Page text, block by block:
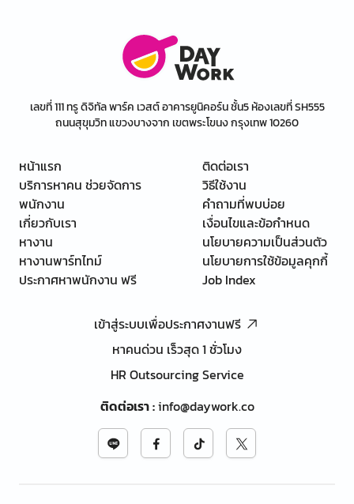
เลขที่ 111 ทรู ดิจิทัล พาร์ค เวสต์ อาคารยูนิคอร์น ชั้น5 ห้องเลขที่ SH555
ถนนสุขุมวิท แขวงบางจาก เขตพระโขนง กรุงเทพ 10260
หน้าแรก
บริการหาคน ช่วยจัดการ
พนักงาน
เกี่ยวกับเรา
หางาน
หางานพาร์ทไทม์
ประกาศหาพนักงาน ฟรี
ติดต่อเรา
วิธีใช้งาน
คำถามที่พบบ่อย
เงื่อนไขและข้อกำหนด
นโยบายความเป็นส่วนตัว
นโยบายการใช้ข้อมูลคุกกี้
Job Index
เข้าสู่ระบบเพื่อประกาศงานฟรี
หาคนด่วน เร็วสุด 1 ชั่วโมง
HR Outsourcing Service
ติดต่อเรา:info@daywork.co